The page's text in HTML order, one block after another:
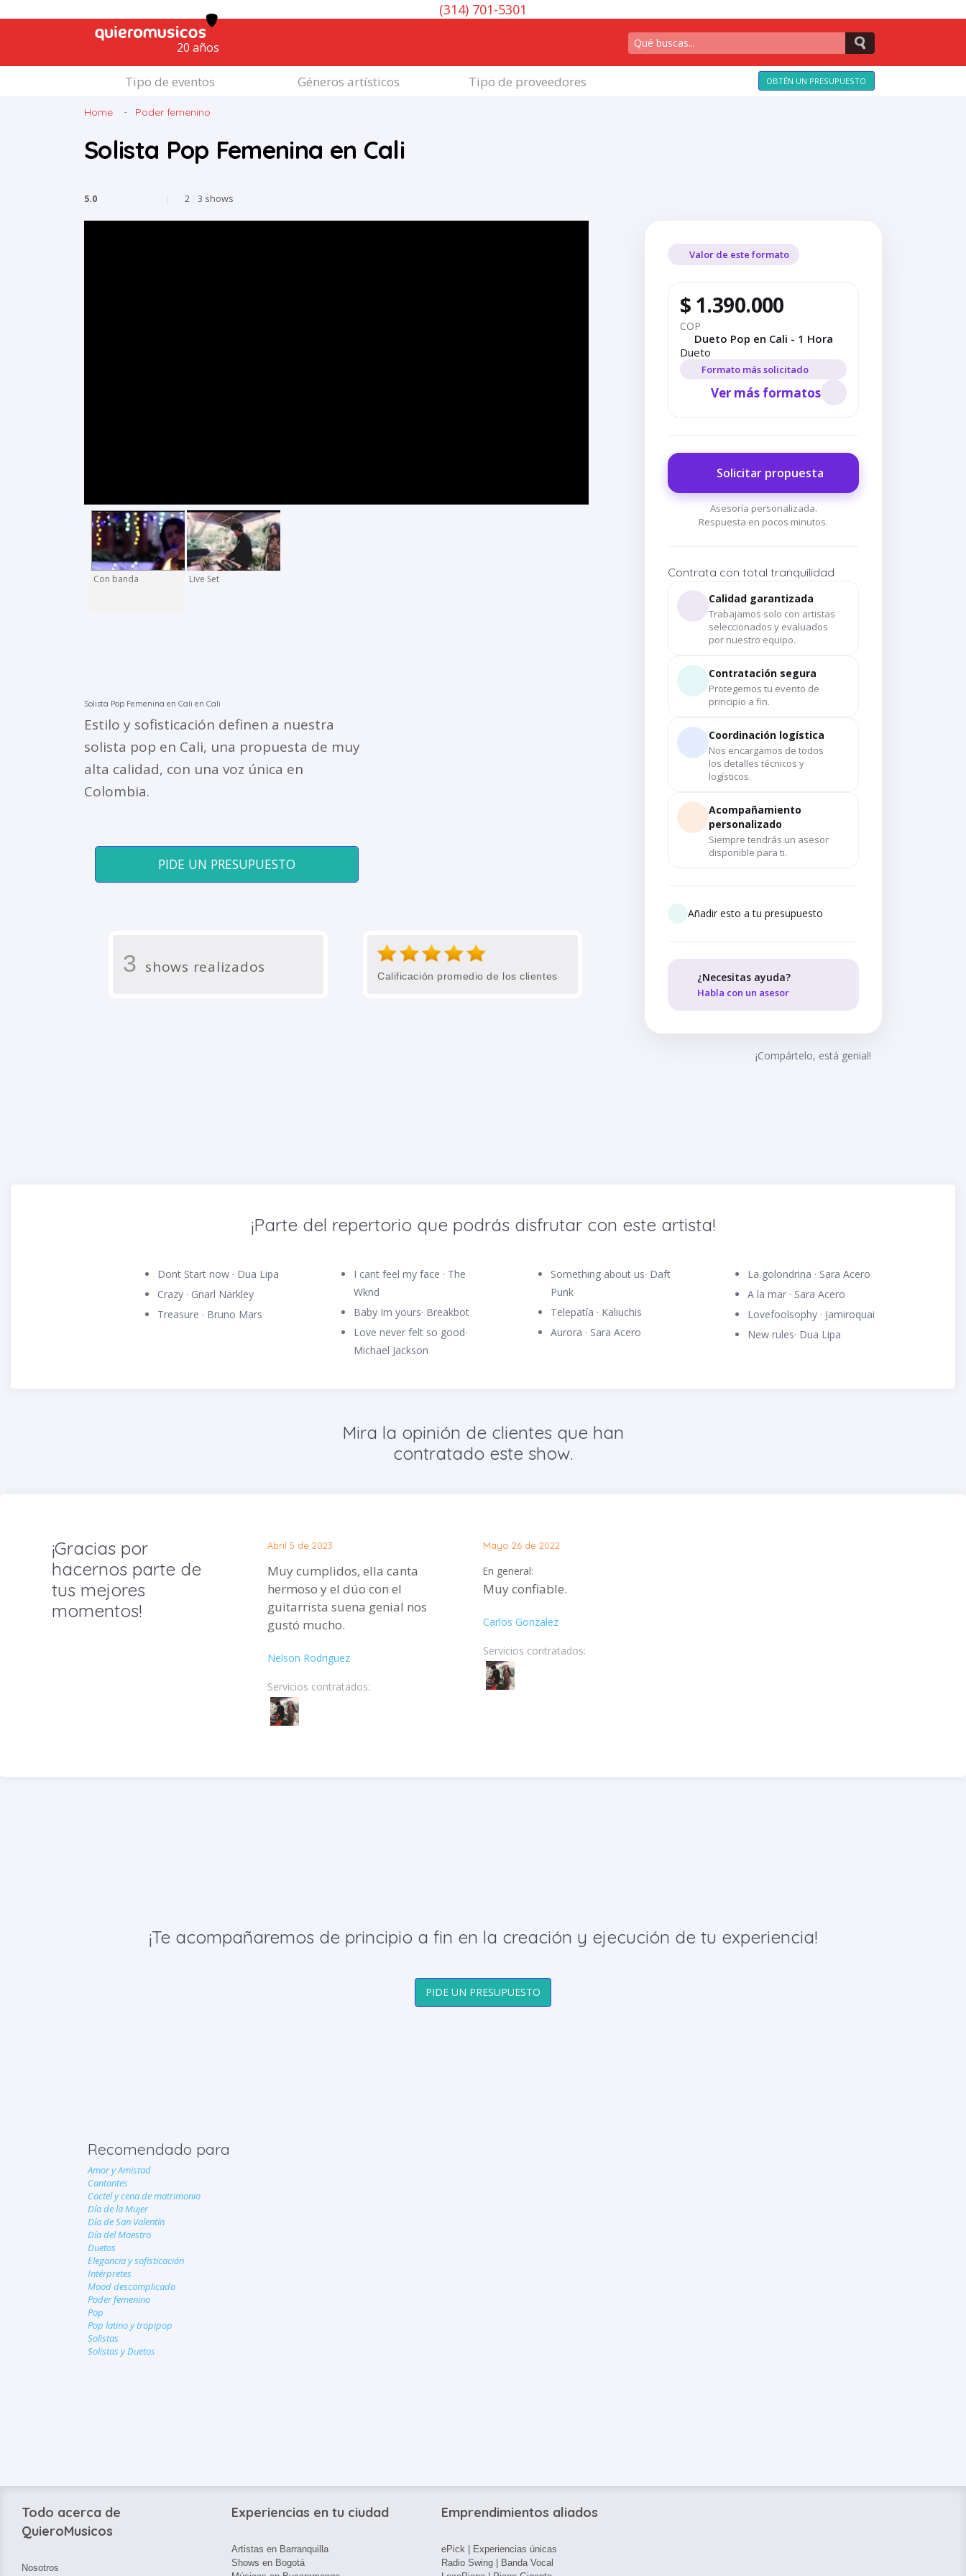
(314) 701-5301
20 años
Tipo de eventos Géneros artísticos Tipo de proveedores OBTÉN UN PRESUPUESTO
Home Poder femenino
Solista Pop Femenina en Cali
5.0 | 2 | 3 shows
Con banda Live Set
Valor de este formato
$ 1.390.000
COP
Dueto Pop en Cali - 1 Hora
Dueto
Formato más solicitado
Ver más formatos
Solicitar propuesta
Asesoría personalizada.
Respuesta en pocos minutos.
Contrata con total tranquilidad
Calidad garantizada
Trabajamos solo con artistas
seleccionados y evaluados
por nuestro equipo.
Contratación segura
Protegemos tu evento de
principio a fin.
Coordinación logística
Nos encargamos de todos
los detalles técnicos y
logísticos.
Acompañamiento
personalizado
Siempre tendrás un asesor
disponible para ti.
Añadir esto a tu presupuesto
¿Necesitas ayuda?
Habla con un asesor
¡Compártelo, está genial!
Solista Pop Femenina en Cali en Cali
Estilo y sofisticación definen a nuestra
solista pop en Cali, una propuesta de muy
alta calidad, con una voz única en
Colombia.
PIDE UN PRESUPUESTO
3 shows realizados
Calificación promedio de los clientes
¡Parte del repertorio que podrás disfrutar con este artista!
Dont Start now · Dua Lipa
Crazy · Gnarl Narkley
Treasure · Bruno Mars
I cant feel my face · The
Wknd
Baby Im yours· Breakbot
Love never felt so good·
Michael Jackson
Something about us· Daft
Punk
Telepatía · Kaliuchis
Aurora · Sara Acero
La golondrina · Sara Acero
A la mar · Sara Acero
Lovefoolsophy · Jamiroquai
New rules· Dua Lipa
Mira la opinión de clientes que han
contratado este show.
¡Gracias por
hacernos parte de
tus mejores
momentos!
Abril 5 de 2023
Muy cumplidos, ella canta
hermoso y el dúo con el
guitarrista suena genial nos
gustó mucho.
Nelson Rodriguez
Servicios contratados:
Mayo 26 de 2022
En general:
Muy confiable.
Carlos Gonzalez
Servicios contratados:
¡Te acompañaremos de principio a fin en la creación y ejecución de tu experiencia!
PIDE UN PRESUPUESTO
Recomendado para
Amor y Amistad
Cantantes
Coctel y cena de matrimonio
Día de la Mujer
Día de San Valentín
Día del Maestro
Duetos
Elegancia y sofisticación
Intérpretes
Mood descomplicado
Poder femenino
Pop
Pop latino y tropipop
Solistas
Solistas y Duetos
Todo acerca de
QuieroMusicos
Nosotros
Experiencias en tu ciudad
Artistas en Barranquilla
Shows en Bogotá
Emprendimientos aliados
ePick | Experiencias únicas
Radio Swing | Banda Vocal